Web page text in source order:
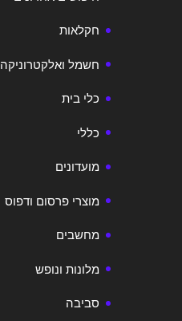
חקלאות
חשמל ואלקטרוניקה
כלי בית
כללי
מועדונים
מוצרי פרסום ודפוס
מחשבים
מלונות ונופש
סביבה